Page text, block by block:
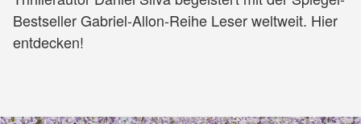
Bestseller Gabriel-Allon-Reihe Leser weltweit. Hier
entdecken!